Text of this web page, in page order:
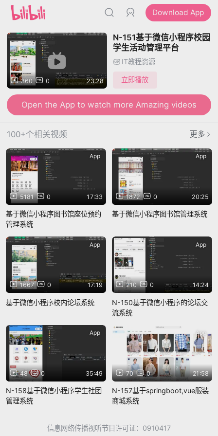
Download App
360 0 23:28
N-151基于微信小程序校园
学生活动管理平台
IT教程资源
立即播放
Open the App to watch more Amazing videos
100+个相关视频 更多
5181 0 17:33
App
基于微信小程序图书馆座位预约
管理系统
1872 0 20:25
App
基于微信小程序图书馆管理系统
1667 0 17:19
App
基于微信小程序校内论坛系统
210 0 14:24
App
N-150基于微信小程序的论坛交
流系统
48 0 35:49
App
N-158基于微信小程序学生社团
管理系统
70 0 21:58
App
N-157基于springboot,vue服装
商城系统
信息网络传播视听节目许可证：0910417